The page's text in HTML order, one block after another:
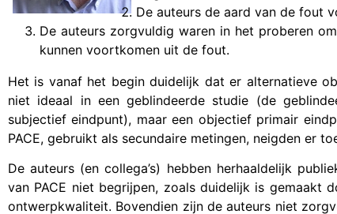
De auteurs de aard van de fout
De auteurs zorgvuldig waren in het proberen
kunnen voortkomen uit de fout.
Het is vanaf het begin duidelijk dat er alternatieve
niet ideaal in een geblindeerde studie (de
subjectief eindpunt), maar een objectief primair
PACE, gebruikt als secundaire metingen, neigden er
De auteurs (en collega’s) hebben herhaaldelijk
van PACE niet begrijpen, zoals duidelijk is gemaakt
ontwerpkwaliteit. Bovendien zijn de auteurs niet